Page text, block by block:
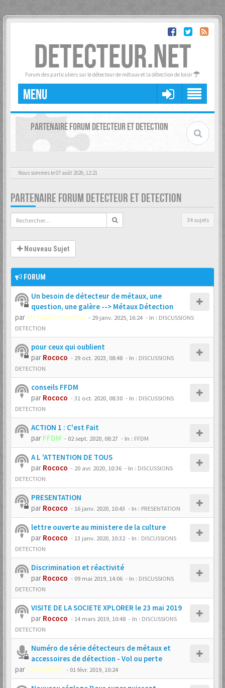
DETECTEUR.NET
Forum des particuliers sur le détecteur de métaux et la détection de loisir
MENU
PARTENAIRE FORUM DETECTEUR ET DETECTION
Nous sommes le 07 août 2026, 12:21
PARTENAIRE FORUM DETECTEUR ET DETECTION
34 sujets
Nouveau Sujet
FORUM
Un besoin de détecteur de métaux, une
question, une galère --> Métaux Détection
par MetauxDetection - 29 janv. 2025, 16:24 - In : DISCUSSIONS
DETECTION
pour ceux qui oublient
par Rococo - 29 oct. 2023, 08:48 - In : DISCUSSIONS
DETECTION
conseils FFDM
par Rococo -31 oct. 2020, 08:30 - In : DISCUSSIONS
DETECTION
ACTION 1 : C'est Fait
par FFDM - 02 sept. 2020, 08:27 - In : FFDM
A L 'ATTENTION DE TOUS
par Rococo - 20 avr. 2020, 10:36 - In : DISCUSSIONS
DETECTION
PRESENTATION
par Rococo - 16 janv. 2020, 10:43 - In : PRESENTATION
lettre ouverte au ministere de la culture
par Rococo - 13 janv. 2020, 10:32 - In : DISCUSSIONS
DETECTION
Discrimination et réactivité
par Rococo - 09 mai 2019, 14:06 - In : DISCUSSIONS
DETECTION
VISITE DE LA SOCIETE XPLORER le 23 mai 2019
par Rococo - 14 mars 2019, 10:48 - In : DISCUSSIONS
DETECTION
Numéro de série détecteurs de métaux et
accessoires de détection - Vol ou perte
par Theophilus - 01 févr. 2019, 10:24